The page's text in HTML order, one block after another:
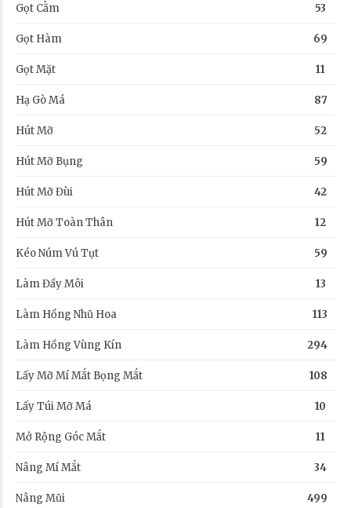
Gọt Cằm 53
Gọt Hàm 69
Gọt Mặt 11
Hạ Gò Má 87
Hút Mỡ 52
Hút Mỡ Bụng 59
Hút Mỡ Đùi 42
Hút Mỡ Toàn Thân 12
Kéo Núm Vú Tụt 59
Làm Đầy Môi 13
Làm Hồng Nhũ Hoa 113
Làm Hồng Vùng Kín 294
Lấy Mỡ Mí Mắt Bọng Mắt 108
Lấy Túi Mỡ Má 10
Mở Rộng Góc Mắt 11
Nâng Mí Mắt 34
Nâng Mũi 499